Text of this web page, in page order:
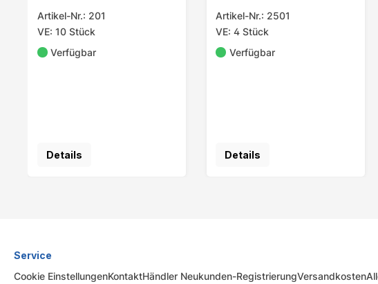
Artikel-Nr.: 201
VE: 10 Stück
Verfügbar
Details
Waschmitteltabs 4in1
Artikel-Nr.: 2501
VE: 4 Stück
Verfügbar
Details
Service
Cookie EinstellungenKontaktHändler Neukunden-RegistrierungVersandkosten